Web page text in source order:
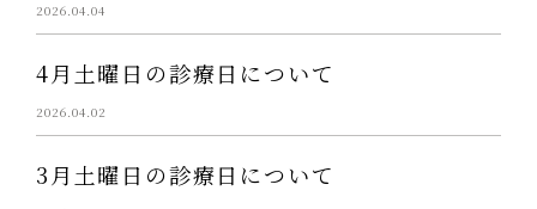
2026.04.04
4月土曜日の診療日について
2026.04.02
3月土曜日の診療日について